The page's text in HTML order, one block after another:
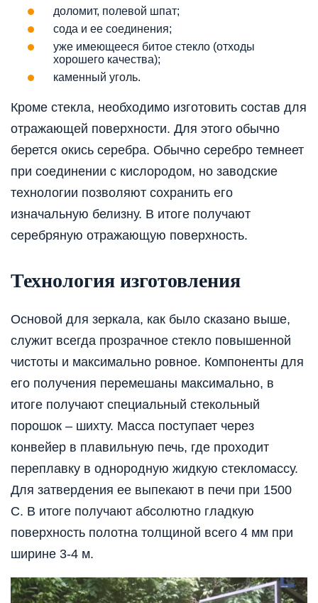
доломит, полевой шпат;
сода и ее соединения;
уже имеющееся битое стекло (отходы
хорошего качества);
каменный уголь.
Кроме стекла, необходимо изготовить состав для
отражающей поверхности. Для этого обычно
берется окись серебра. Обычно серебро темнеет
при соединении с кислородом, но заводские
технологии позволяют сохранить его
изначальную белизну. В итоге получают
серебряную отражающую поверхность.
Технология изготовления
Основой для зеркала, как было сказано выше,
служит всегда прозрачное стекло повышенной
чистоты и максимально ровное. Компоненты для
его получения перемешаны максимально, в
итоге получают специальный стекольный
порошок – шихту. Масса поступает через
конвейер в плавильную печь, где проходит
переплавку в однородную жидкую стекломассу.
Для затвердения ее выпекают в печи при 1500
С. В итоге получают абсолютно гладкую
поверхность полотна толщиной всего 4 мм при
ширине 3-4 м.